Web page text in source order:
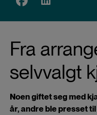
Fra
selvvalgt
Noen giftet seg med
år, andre ble presset